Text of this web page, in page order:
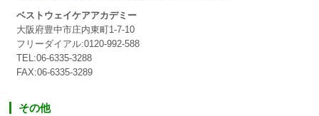
ベストウェイケアアカデミー
大阪府豊中市庄内東町1-7-10
フリーダイアル:0120-992-588
TEL:06-6335-3288
FAX:06-6335-3289
その他